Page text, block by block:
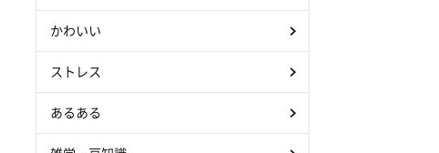
かわいい
ストレス
あるある